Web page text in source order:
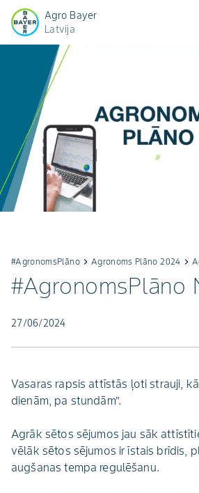
Agro Bayer
Latvija
#AgronomsPlānokeyboard_arrow_right Agronoms Plāno 2024 keyboard_arrow_right
#AgronomsPlāno
27/06/2024
Vasaras rapsis attīstās ļoti strauji,
dienām, pa stundām”.
Agrāk sētos sējumos jau sāk
vēlāk sētos sējumos ir īstais brīdis,
augšanas tempa regulēšanu.